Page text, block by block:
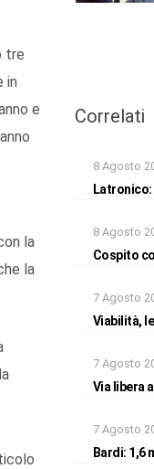
tre
in
e
la
la
Correlati
8 Agosto
8 Agosto
Cospito
7 Agosto
Viabilità,
7 Agosto
Via libera
7 Agosto
Bardi: 1,6